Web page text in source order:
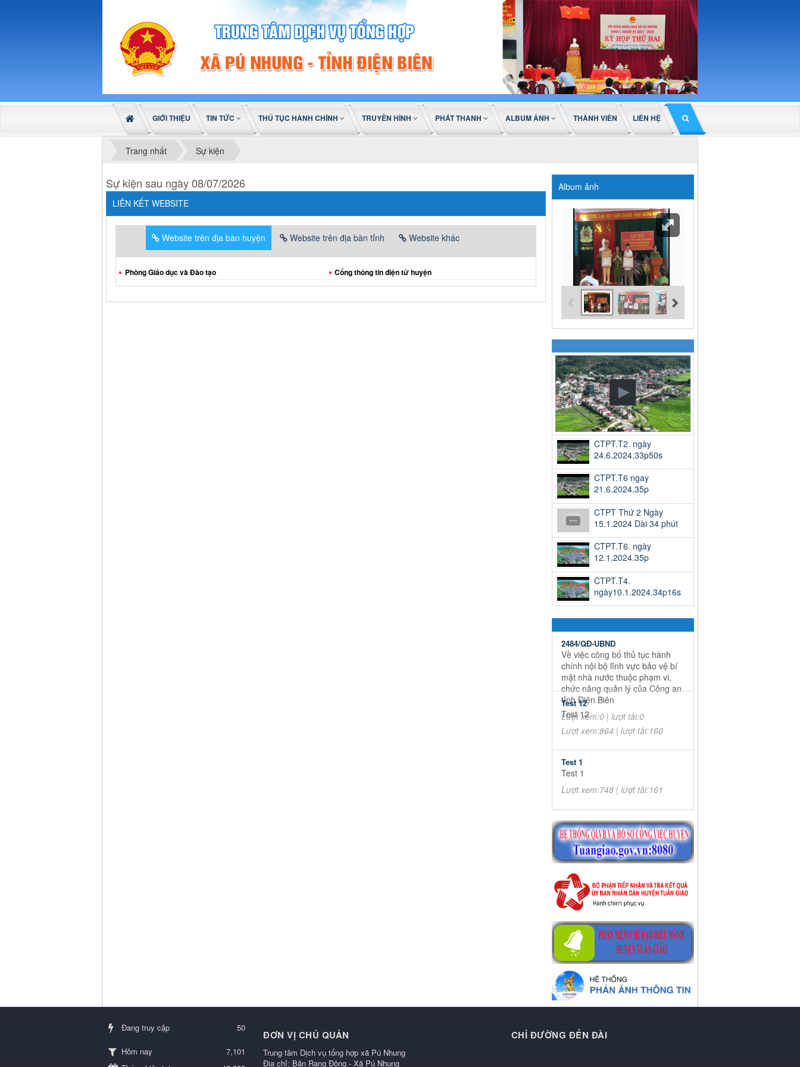
GIỚI THIỆU TIN TỨC THỦ TỤC HÀNH CHÍNH TRUYỀN HÌNH PHÁT THANH ALBUM ẢNH THÀNH VIÊN LIÊN HỆ
Trang nhất Sự kiện
Sự kiện sau ngày 08/07/2026
LIÊN KẾT WEBSITE
Website trên địa bàn huyện Website trên địa bàn tỉnh Website khác
Phòng Giáo dục và Đào tạo Cổng thông tin điện tử huyện
Album ảnh
CTPT.T2. ngày
24.6.2024.33p50s
CTPT.T6 ngay
21.6.2024.35p
CTPT Thứ 2 Ngày
15.1.2024 Dài 34 phút
CTPT.T6. ngày
12.1.2024.35p
CTPT.T4.
ngày10.1.2024.34p16s
2484/QĐ-UBND
Về việc công bố thủ tục hành
chính nội bộ lĩnh vực bảo vệ bí
mật nhà nước thuộc phạm vi,
chức năng quản lý của Công an
tỉnh Điện Biên
Lượt xem:0 | lượt tải:0
Test 12
Test 12
Lượt xem:864 | lượt tải:160
Test 1
Test 1
Lượt xem:748 | lượt tải:161
Đang truy cập 50
Hôm nay
7,101
ĐƠN VỊ CHỦ QUẢN
Trung tâm Dịch vụ tổng hợp xã Pú Nhung
Địa chỉ: Bản Rạng Đông - Xã Pú Nhung
CHỈ ĐƯỜNG ĐẾN ĐÀI